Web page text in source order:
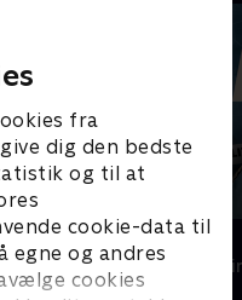
fra
dig den bedste
og til at
cookie-data til
og andres
cookies
Anna Pihl
Krimi &